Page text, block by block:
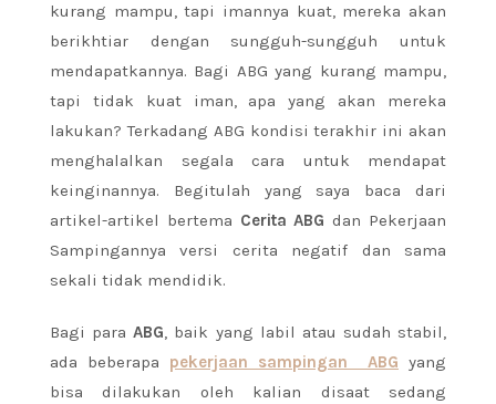
kurang mampu, tapi imannya kuat, mereka akan
berikhtiar dengan sungguh-sungguh untuk
mendapatkannya. Bagi ABG yang kurang mampu,
tapi tidak kuat iman, apa yang akan mereka
lakukan? Terkadang ABG kondisi terakhir ini akan
menghalalkan segala cara untuk mendapat
keinginannya. Begitulah yang saya baca dari
artikel-artikel bertema Cerita ABG dan Pekerjaan
Sampingannya versi cerita negatif dan sama
sekali tidak mendidik.
Bagi paraABG, baik yang labil atau sudah stabil,
ada beberapa pekerjaan sampingan ABG yang
bisa dilakukan oleh kalian disaat sedang